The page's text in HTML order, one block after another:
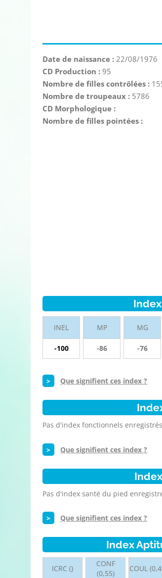
Date de naissance :22/08/1976
CD Production :95
Nombre de filles contrôlées :
Nombre de troupeaux : 5786
CD Morphologique :
Nombre de filles pointées :
INEL
-100
MP
-86
MG
-76
> Que signifient ces index ?
Pas d'index fonctionnels enregistrés
> Que signifient ces index ?
Pas d'index santé du pied
> Que signifient ces index ?
Index
ICRC ()
CONF
(0,55)
COUL